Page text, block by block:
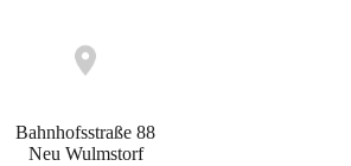
Bahnhofsstraße 88
Neu Wulmstorf